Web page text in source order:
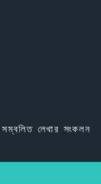
সম্বলিত লেখার সংকলন